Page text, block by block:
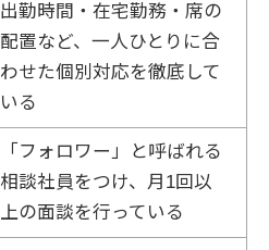
出勤時間・在宅勤務・席の
配置など、一人ひとりに合
わせた個別対応を徹底して
いる
「フォロワー」と呼ばれる
相談社員をつけ、月1回以
上の面談を行っている